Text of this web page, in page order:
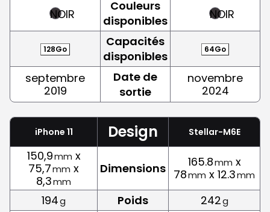
NOIR
Couleurs
disponibles
NOIR
128Go
Capacités
disponibles
64Go
septembre
2019
Date de
sortie
novembre
2024
iPhone 11 Design Stellar-M6E
150,9mm x
75,7mm x
8,3mm
Dimensions 165.8mm x
78mm x 12.3mm
194g Poids 242g